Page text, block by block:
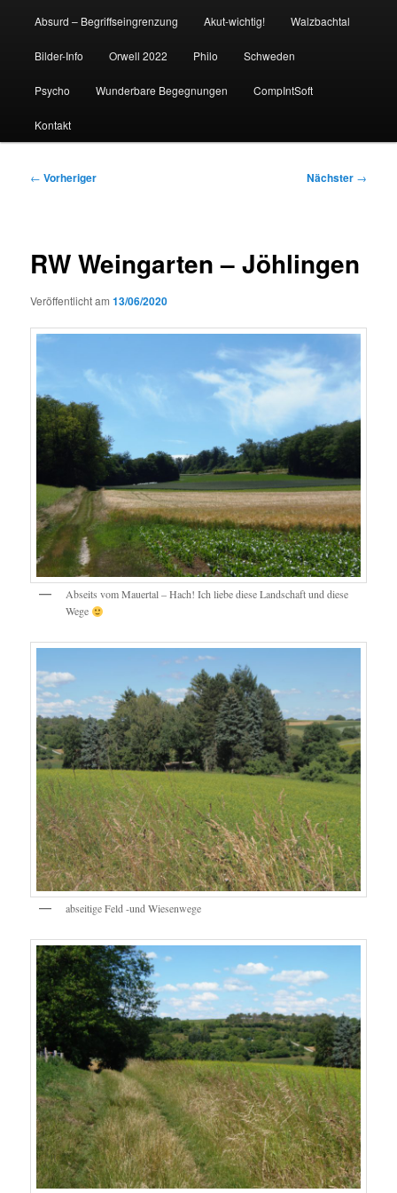
Absurd – Begriffseingrenzung Akut-wichtig! Walzbachtal
Bilder-Info Orwell 2022 Philo Schweden
Psycho Wunderbare Begegnungen CompIntSoft
Kontakt
Beitragsnavigation
← Vorheriger Nächster →
RW Weingarten – Jöhlingen
Veröffentlicht am13/06/2020
Abseits vom Mauertal – Hach! Ich liebe diese Landschaft und diese
Wege
abseitige Feld -und Wiesenwege